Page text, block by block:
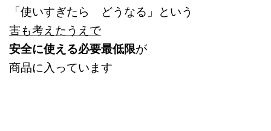
「使いすぎたら どうなる」という
害も考えたうえで
安全に使える必要最低限が
商品に入っています